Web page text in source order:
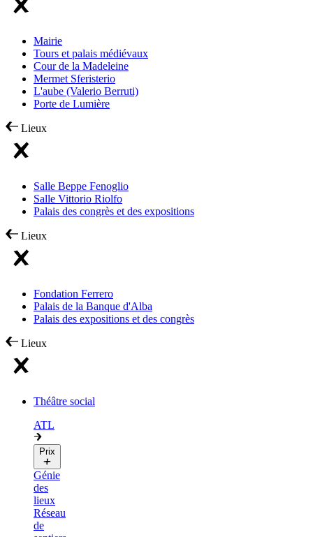
Mairie
Tours et palais médiévaux
Cour de la Madeleine
Mermet Sferisterio
L'aube (Valerio Berruti)
Porte de Lumière
Lieux
Salle Beppe Fenoglio
Salle Vittorio Riolfo
Palais des congrès et des expositions
Lieux
Fondation Ferrero
Palais de la Banque d'Alba
Palais des expositions et des congrès
Lieux
Théâtre social
ATL
Prix
Génie
des
lieux
Réseau
de